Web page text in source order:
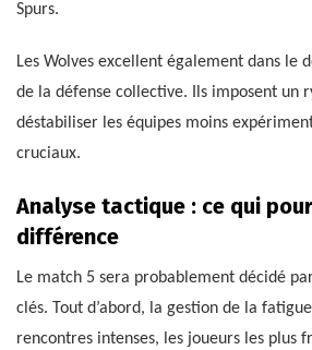
Spurs.
Les Wolves excellent également dans le
de la défense collective. Ils imposent un
déstabiliser les équipes moins
cruciaux.
Analyse tactique : ce qui
différence
Le match 5 sera probablement décidé
clés. Tout d’abord, la gestion de la
rencontres intenses, les joueurs les plus